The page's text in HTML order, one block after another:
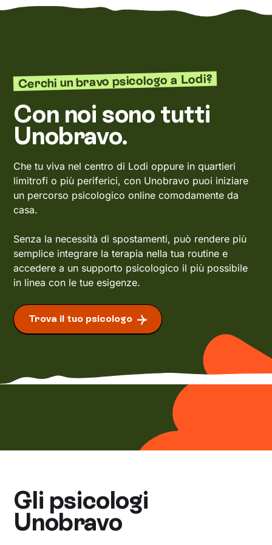
Cerchi un bravo psicologo a Lodi?
Con noi sono tutti
Unobravo.
Che tu viva nel centro di Lodi oppure in quartieri
limitrofi o più periferici, con Unobravo puoi iniziare
un percorso psicologico online comodamente da
casa.
Senza la necessità di spostamenti, può rendere più
semplice integrare la terapia nella tua routine e
accedere a un supporto psicologico il più possibile
in linea con le tue esigenze.
Trova il tuo psicologo
Gli psicologi
Unobravo